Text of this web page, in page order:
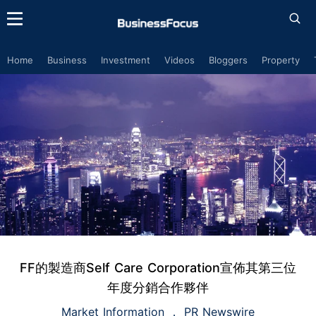
Home Business Investment Videos Bloggers Property
FF的製造商Self Care Corporation宣佈其第三位
年度分銷合作夥伴
Market Information PR Newswire